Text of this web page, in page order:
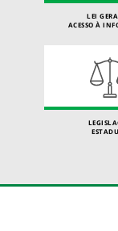
LEI
ACESSO À